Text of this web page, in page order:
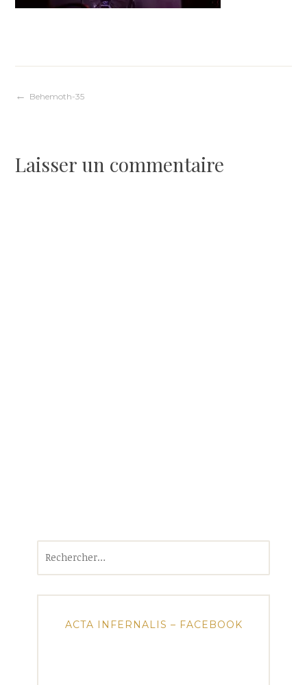
Navigation
l’article
Behemoth-35
Laisser un commentaire
ACTA INFERNALIS – FACEBOOK